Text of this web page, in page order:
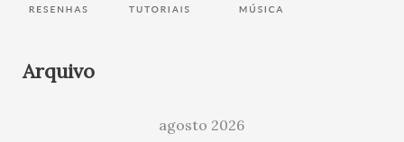
Arquivo
agosto 2026